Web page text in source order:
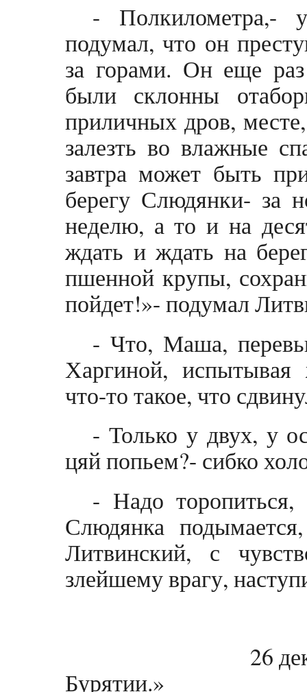
- Полкилометра,-
подумал, что он
за горами. Он еще
были склонны
приличных дров,
залезть во влажные
завтра может быть
берегу Слюдянки- за
неделю, а то и на
ждать и ждать на
пшенной крупы,
пойдет!»- подумал
- Что, Маша,
Харгиной, испытывая
что-то такое, что
- Только у двух, у
цяй попьем?- сибко
- Надо
Слюдянка
Литвинский, с
злейшему врагу,
26 декабря
Бурятии.»